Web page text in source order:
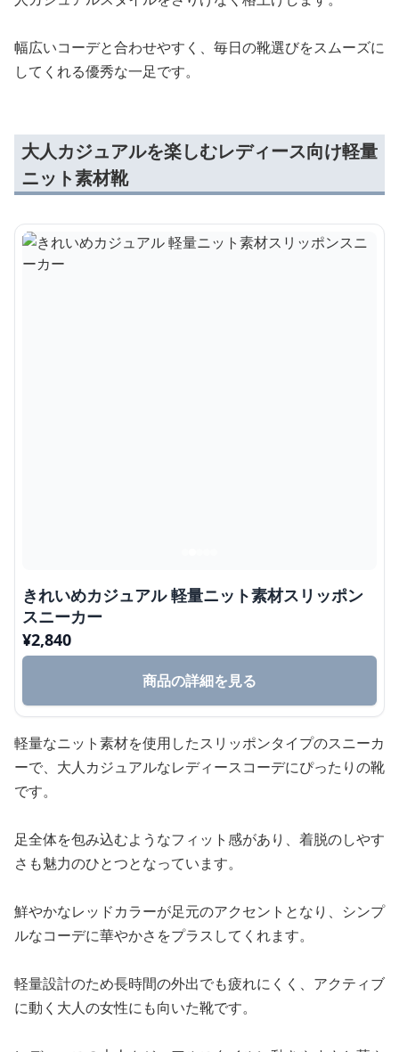
幅広いコーデと合わせやすく、毎日の靴選びをスムーズに
してくれる優秀な一足です。
大人カジュアルを楽しむレディース向け軽量
ニット素材靴
きれいめカジュアル 軽量ニット素材スリッポン
スニーカー
¥2,840
商品の詳細を見る
軽量なニット素材を使用したスリッポンタイプのスニーカ
ーで、大人カジュアルなレディースコーデにぴったりの靴
です。
足全体を包み込むようなフィット感があり、着脱のしやす
さも魅力のひとつとなっています。
鮮やかなレッドカラーが足元のアクセントとなり、シンプ
ルなコーデに華やかさをプラスしてくれます。
軽量設計のため長時間の外出でも疲れにくく、アクティブ
に動く大人の女性にも向いた靴です。